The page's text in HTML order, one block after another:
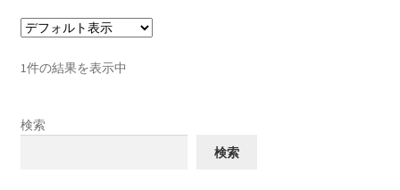
1件の結果を表示中
検索
検索